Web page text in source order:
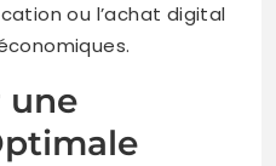
ou l’achat digital
une